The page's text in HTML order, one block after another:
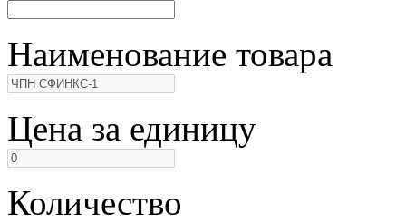
Наименование товара
Цена за единицу
Количество